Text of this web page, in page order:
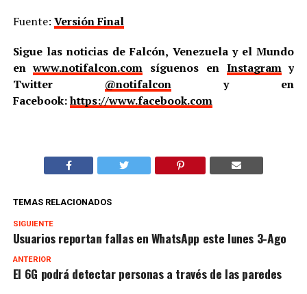
Fuente: Versión Final
Sigue las noticias de Falcón, Venezuela y el Mundo
enwww.notifalcon.com síguenos en Instagramy
Twitter @notifalcony en
Facebook:https://www.facebook.com
TEMAS RELACIONADOS
SIGUIENTE
Usuarios reportan fallas en WhatsApp este lunes 3-Ago
ANTERIOR
El 6G podrá detectar personas a través de las paredes